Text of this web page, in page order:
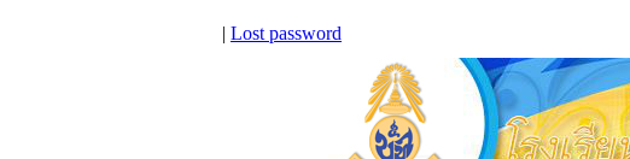
| Lost password